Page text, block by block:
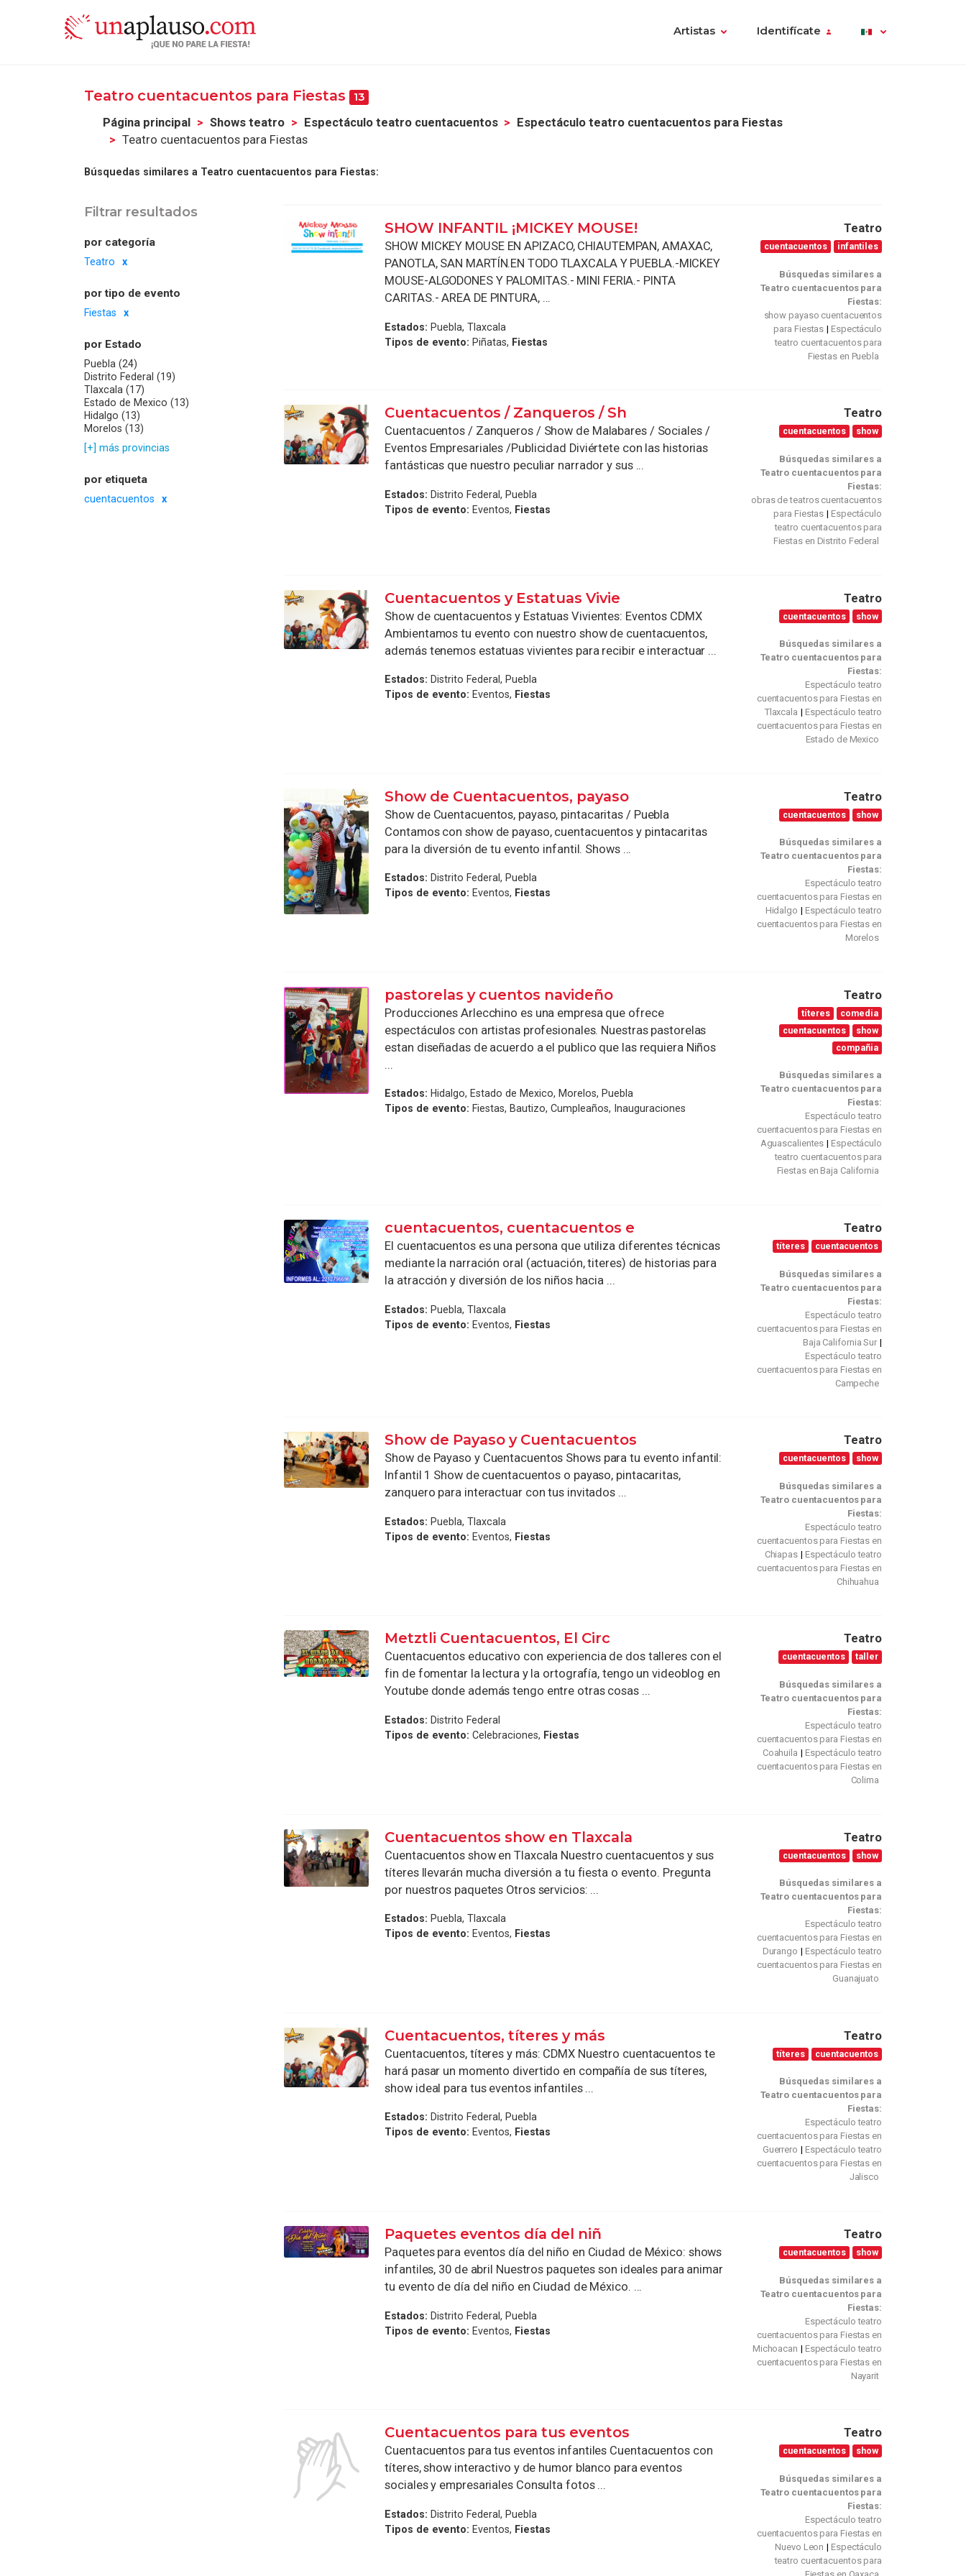
Artistas Identifícate
Teatro cuentacuentos para Fiestas 13
Página principal Shows teatro Espectáculo teatro cuentacuentos
Espectáculo teatro cuentacuentos para Fiestas
Teatro cuentacuentos para Fiestas
Búsquedas similares a Teatro cuentacuentos para Fiestas:
Filtrar resultados
por categoría
Teatro
por tipo de evento
Fiestas
por Estado
Puebla (24)
Distrito Federal (19)
Tlaxcala (17)
Estado de Mexico (13)
Hidalgo (13)
Morelos (13)
[+] más provincias
por etiqueta
cuentacuentos
SHOW INFANTIL ¡MICKEY MOUSE!
SHOW MICKEY MOUSE EN APIZACO, CHIAUTEMPAN, AMAXAC,
PANOTLA, SAN MARTÍN.EN TODO TLAXCALA Y PUEBLA.-MICKEY
MOUSE-ALGODONES Y PALOMITAS.- MINI FERIA.- PINTA
CARITAS.- AREA DE PINTURA, ...
Estados: Puebla, Tlaxcala
Tipos de evento: Piñatas, Fiestas
Teatro
cuentacuentos infantiles
Búsquedas similares a
Teatro cuentacuentos para
Fiestas:
show payaso cuentacuentos
para Fiestas
Espectáculo
teatro cuentacuentos para
Fiestas en Puebla
Cuentacuentos / Zanqueros / Sh
Cuentacuentos / Zanqueros / Show de Malabares / Sociales /
Eventos Empresariales /Publicidad Diviértete con las historias
fantásticas que nuestro peculiar narrador y sus ...
Estados: Distrito Federal, Puebla
Tipos de evento: Eventos, Fiestas
Teatro
cuentacuentos show
Búsquedas similares a
Teatro cuentacuentos para
Fiestas:
obras de teatros cuentacuentos
para Fiestas
Espectáculo
teatro cuentacuentos para
Fiestas en Distrito Federal
Cuentacuentos y Estatuas Vivie
Show de cuentacuentos y Estatuas Vivientes: Eventos CDMX
Ambientamos tu evento con nuestro show de cuentacuentos,
además tenemos estatuas vivientes para recibir e interactuar ...
Estados: Distrito Federal, Puebla
Tipos de evento: Eventos, Fiestas
Teatro
cuentacuentos show
Búsquedas similares a
Teatro cuentacuentos para
Fiestas:
Espectáculo teatro
cuentacuentos para Fiestas en
Tlaxcala
Espectáculo teatro
cuentacuentos para Fiestas en
Estado de Mexico
Show de Cuentacuentos, payaso
Show de Cuentacuentos, payaso, pintacaritas / Puebla
Contamos con show de payaso, cuentacuentos y pintacaritas
para la diversión de tu evento infantil. Shows ...
Estados: Distrito Federal, Puebla
Tipos de evento: Eventos, Fiestas
Teatro
cuentacuentos show
Búsquedas similares a
Teatro cuentacuentos para
Fiestas:
Espectáculo teatro
cuentacuentos para Fiestas en
Hidalgo
Espectáculo teatro
cuentacuentos para Fiestas en
Morelos
pastorelas y cuentos navideño
Producciones Arlecchino es una empresa que ofrece
espectáculos con artistas profesionales. Nuestras pastorelas
estan diseñadas de acuerdo a el publico que las requiera Niños
...
Estados: Hidalgo, Estado de Mexico, Morelos, Puebla
Tipos de evento: Fiestas, Bautizo, Cumpleaños, Inauguraciones
Teatro
títeres
comedia
cuentacuentos
show
compañia
Búsquedas similares a
Teatro cuentacuentos para
Fiestas:
Espectáculo teatro
cuentacuentos para Fiestas en
Aguascalientes
Espectáculo
teatro cuentacuentos para
Fiestas en Baja California
cuentacuentos, cuentacuentos e
El cuentacuentos es una persona que utiliza diferentes técnicas
mediante la narración oral (actuación, titeres) de historias para
la atracción y diversión de los niños hacia ...
Estados: Puebla, Tlaxcala
Tipos de evento: Eventos, Fiestas
Teatro
títeres cuentacuentos
Búsquedas similares a
Teatro cuentacuentos para
Fiestas:
Espectáculo teatro
cuentacuentos para Fiestas en
Baja California Sur
Espectáculo teatro
cuentacuentos para Fiestas en
Campeche
Show de Payaso y Cuentacuentos
Show de Payaso y Cuentacuentos Shows para tu evento infantil:
Infantil 1 Show de cuentacuentos o payaso, pintacaritas,
zanquero para interactuar con tus invitados ...
Estados: Puebla, Tlaxcala
Tipos de evento: Eventos, Fiestas
Teatro
cuentacuentos show
Búsquedas similares a
Teatro cuentacuentos para
Fiestas:
Espectáculo teatro
cuentacuentos para Fiestas en
Chiapas
Espectáculo teatro
cuentacuentos para Fiestas en
Chihuahua
Metztli Cuentacuentos, El Circ
Cuentacuentos educativo con experiencia de dos talleres con el
fin de fomentar la lectura y la ortografía, tengo un videoblog en
Youtube donde además tengo entre otras cosas ...
Estados: Distrito Federal
Tipos de evento: Celebraciones, Fiestas
Teatro
cuentacuentos taller
Búsquedas similares a
Teatro cuentacuentos para
Fiestas:
Espectáculo teatro
cuentacuentos para Fiestas en
Coahuila
Espectáculo teatro
cuentacuentos para Fiestas en
Colima
Cuentacuentos show en Tlaxcala
Cuentacuentos show en Tlaxcala Nuestro cuentacuentos y sus
títeres llevarán mucha diversión a tu fiesta o evento. Pregunta
por nuestros paquetes Otros servicios: ...
Estados: Puebla, Tlaxcala
Tipos de evento: Eventos, Fiestas
Teatro
cuentacuentos show
Búsquedas similares a
Teatro cuentacuentos para
Fiestas:
Espectáculo teatro
cuentacuentos para Fiestas en
Durango
Espectáculo teatro
cuentacuentos para Fiestas en
Guanajuato
Cuentacuentos, títeres y más
Cuentacuentos, títeres y más: CDMX Nuestro cuentacuentos te
hará pasar un momento divertido en compañía de sus títeres,
show ideal para tus eventos infantiles ...
Estados: Distrito Federal, Puebla
Tipos de evento: Eventos, Fiestas
Teatro
títeres cuentacuentos
Búsquedas similares a
Teatro cuentacuentos para
Fiestas:
Espectáculo teatro
cuentacuentos para Fiestas en
Guerrero
Espectáculo teatro
cuentacuentos para Fiestas en
Jalisco
Paquetes eventos día del niñ
Paquetes para eventos día del niño en Ciudad de México: shows
infantiles, 30 de abril Nuestros paquetes son ideales para animar
tu evento de día del niño en Ciudad de México. ...
Estados: Distrito Federal, Puebla
Tipos de evento: Eventos, Fiestas
Teatro
cuentacuentos show
Búsquedas similares a
Teatro cuentacuentos para
Fiestas:
Espectáculo teatro
cuentacuentos para Fiestas en
Michoacan
Espectáculo teatro
cuentacuentos para Fiestas en
Nayarit
Cuentacuentos para tus eventos
Cuentacuentos para tus eventos infantiles Cuentacuentos con
títeres, show interactivo y de humor blanco para eventos
sociales y empresariales Consulta fotos ...
Estados: Distrito Federal, Puebla
Tipos de evento: Eventos, Fiestas
Teatro
cuentacuentos show
Búsquedas similares a
Teatro cuentacuentos para
Fiestas:
Espectáculo teatro
cuentacuentos para Fiestas en
Nuevo Leon
Espectáculo
teatro cuentacuentos para